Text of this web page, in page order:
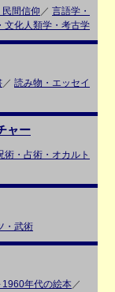
間信仰 ／ 言語学・
文化人類学・考古学
／ 読み物・エッセイ
ャー
術・占術・オカルト
・武術
1960年代の絵本／